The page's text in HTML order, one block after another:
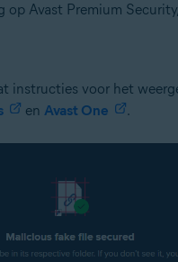
op Avast Premium
Security
instructies voor het
en Avast One .